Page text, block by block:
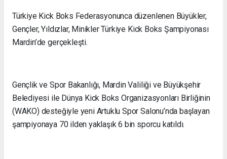
Türkiye Kick Boks Federasyonunca düzenlenen Büyükler,
Gençler, Yıldızlar, Minikler Türkiye Kick Boks Şampiyonası
Mardin’de gerçekleşti.
Gençlik ve Spor Bakanlığı, Mardin Valiliği ve Büyükşehir
Belediyesi ile Dünya Kick Boks Organizasyonları Birliğinin
(WAKO) desteğiyle yeni Artuklu Spor Salonu’nda başlayan
şampiyonaya 70 ilden yaklaşık 6 bin sporcu katıldı.